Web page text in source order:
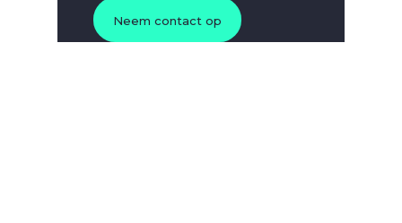
Neem contact op